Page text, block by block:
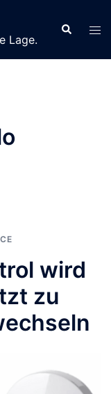
Lage.
Suche
wird
zu